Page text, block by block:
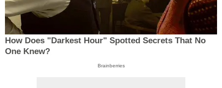
How Does "Darkest Hour" Spotted Secrets That No
One Knew?
Brainberries